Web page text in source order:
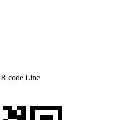
code Line